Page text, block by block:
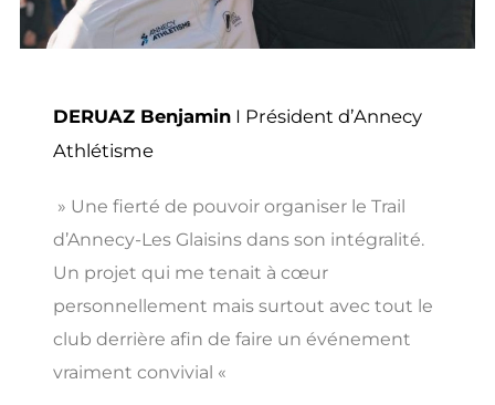
DERUAZ BenjaminI Président d’Annecy
Athlétisme
» Une fierté de pouvoir organiser le Trail
d’Annecy-Les Glaisins dans son intégralité.
Un projet qui me tenait à cœur
personnellement mais surtout avec tout le
club derrière afin de faire un événement
vraiment convivial «